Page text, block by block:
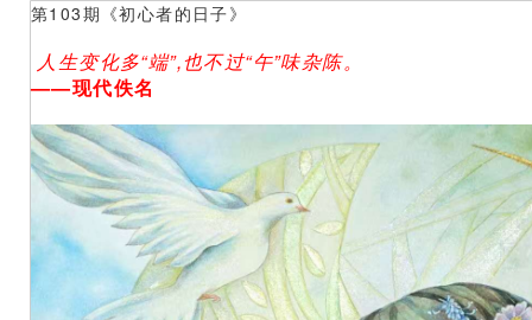
第103期《初心者的日子》
人生变化多“端”,也不过“午”味杂陈。
——现代佚名